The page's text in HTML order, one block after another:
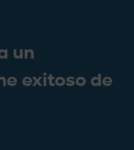
un
exitoso de